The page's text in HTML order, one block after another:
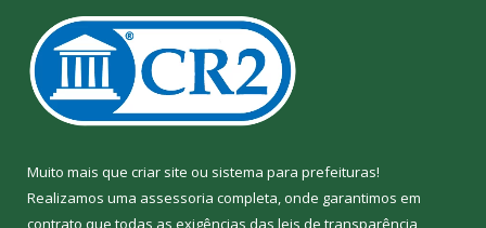
Muito mais que criar site ou sistema para prefeituras!
Realizamos uma assessoria completa, onde garantimos em
contrato que todas as exigências das leis de transparência